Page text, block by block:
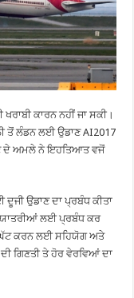
ਕਾਰਨ ਨਹੀਂ ਜਾ ਸਕੀ।
ਤੋਂ ਲੰਡਨ ਲਈ ਉਡਾਣ AI2017
ਦੇ ਅਮਲੇ ਨੇ ਇਹਤਿਆਤ ਵਜੋਂ
ਉਡਾਣ ਦਾ ਪ੍ਰਬੰਧ ਕੀਤਾ
ਯਾਤਰੀਆਂ ਲਈ ਪ੍ਰਬੰਧ ਕਰ
ਘੱਟ ਕਰਨ ਲਈ ਸਹਿਯੋਗ ਅਤੇ
ਗਿਣਤੀ ਤੇ ਹੋਰ ਵੇਰਵਿਆਂ ਦਾ